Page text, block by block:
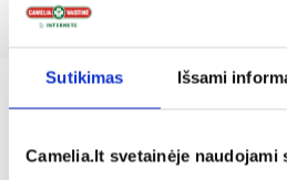
Sutikimas Išsami
Camelia.lt svetainėje naudojami